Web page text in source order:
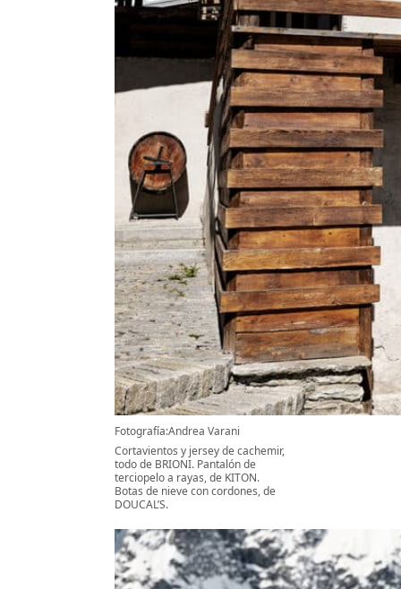
Fotografía:Andrea Varani
Cortavientos y jersey de cachemir,
todo de BRIONI. Pantalón de
terciopelo a rayas, de KITON.
Botas de nieve con cordones, de
DOUCAL’S.